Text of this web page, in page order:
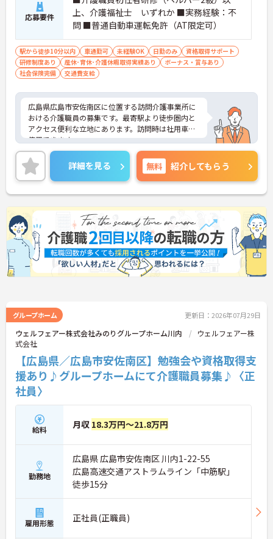
応募要件
上、介護福祉士 いずれか ■実務経験：不
問 ■普通自動車運転免許（AT限定可）
駅から徒歩10分以内 車通勤可 未経験OK 日勤のみ
資格取得サポート
研修制度あり
産休･育休･介護休暇取得実績あり
ボーナス・賞与あり
社会保険完備
交通費支給
広島県広島市安佐南区に位置する訪問介護事業所に
おける介護職員の募集です。最寄駅より徒歩圏内と
アクセス便利な立地にあります。訪問時は社用車を
使用できます。
日勤のみの勤務なので、ワークライフバランスを保
ちながらご勤務いただけます。
ご興味のある方には、面接対策ポイントなど、さら
に詳細をお話しいたしますのでお気軽にご相談くだ
さい！
詳細を見る 無料 紹介してもらう
グループホーム 更新日：2026年07月29日
ウェルフェアー株式会社みのりグループホーム川内
ウェルフェアー株
式会社
【広島県／広島市安佐南区】勉強会や資格取得支
援あり♪グループホームにて介護職員募集♪〈正
社員〉
給料 月収 18.3万円～21.8万円
勤務地
広島県 広島市安佐南区 川内1-22-55
広島高速交通アストラムライン「中筋駅」
徒歩15分
雇用形態 正社員(正職員)